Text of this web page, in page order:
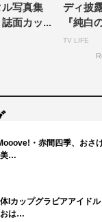
写真集
誌面カッ...
ディ披
『純白
TV LIFE
・赤間四季、おさ
美…
Iカップグラビアアイド
おは…